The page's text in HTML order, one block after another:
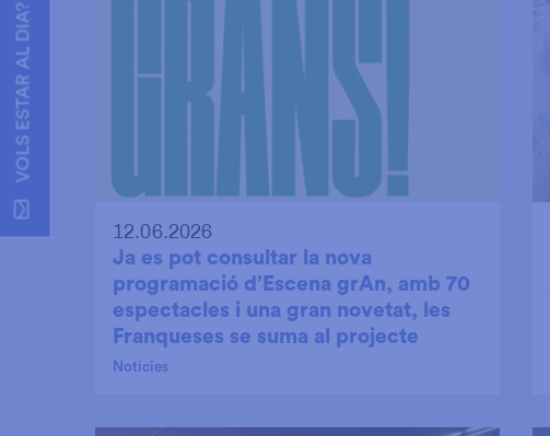
VOLS ESTAR AL DIA?
12.06.2026
Ja es pot consultar la nova
programació d’Escena grAn, amb 70
espectacles i una gran novetat, les
Franqueses se suma al projecte
Noticies